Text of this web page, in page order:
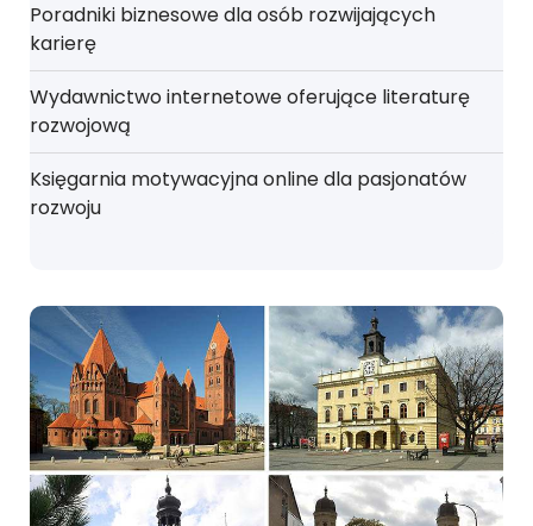
Poradniki biznesowe dla osób rozwijających
karierę
Wydawnictwo internetowe oferujące literaturę
rozwojową
Księgarnia motywacyjna online dla pasjonatów
rozwoju